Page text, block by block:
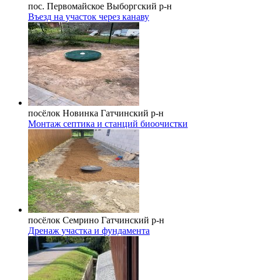
пос. Первомайское Выборгский р-н
Въезд на участок через канаву
посёлок Новинка Гатчинский р-н
Монтаж септика и станций биоочистки
посёлок Семрино Гатчинский р-н
Дренаж участка и фундамента